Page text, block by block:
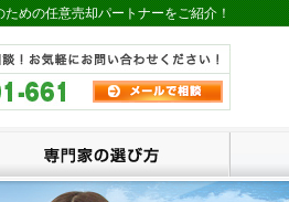
めの任意売却パートナーをご紹介！